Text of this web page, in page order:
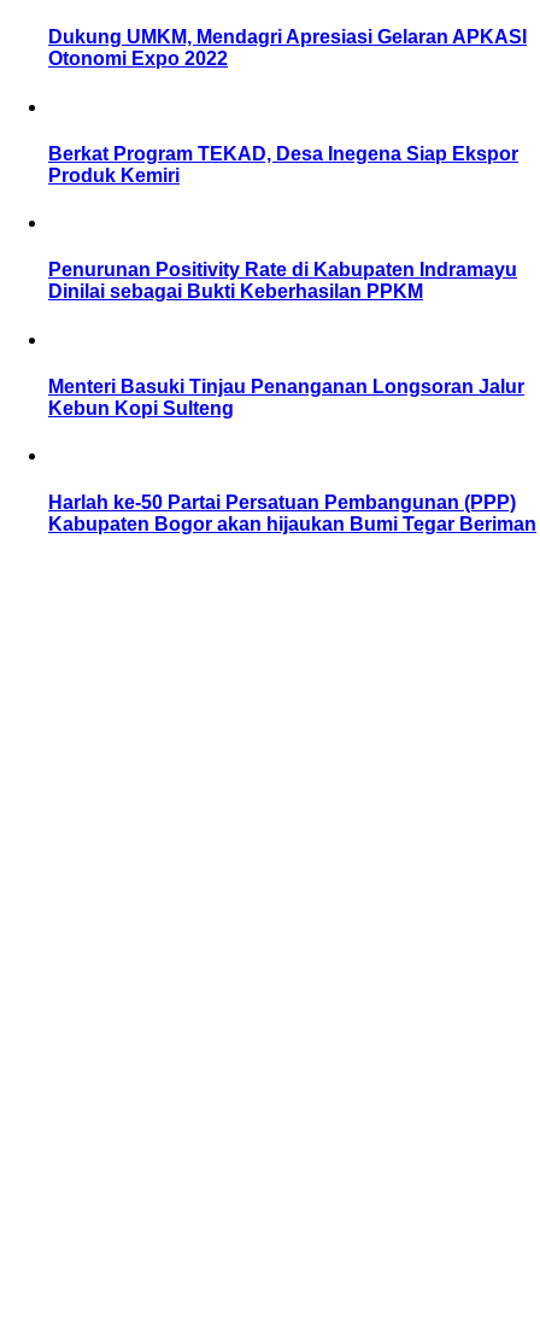
Dukung UMKM, Mendagri Apresiasi Gelaran APKASI
Otonomi Expo 2022
Berkat Program TEKAD, Desa Inegena Siap Ekspor
Produk Kemiri
Penurunan Positivity Rate di Kabupaten Indramayu
Dinilai sebagai Bukti Keberhasilan PPKM
Menteri Basuki Tinjau Penanganan Longsoran Jalur
Kebun Kopi Sulteng
Harlah ke-50 Partai Persatuan Pembangunan (PPP)
Kabupaten Bogor akan hijaukan Bumi Tegar Beriman